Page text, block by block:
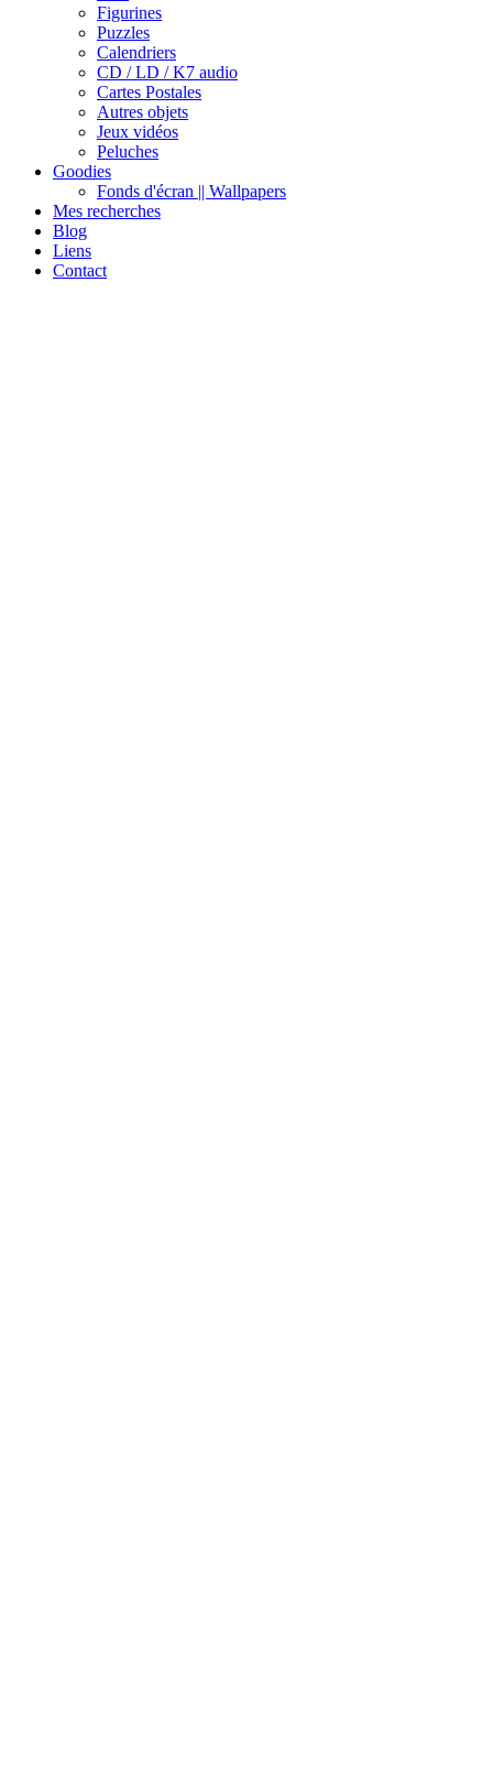
Figurines
Puzzles
Calendriers
CD / LD / K7 audio
Cartes Postales
Autres objets
Jeux vidéos
Peluches
Goodies
Fonds d'écran || Wallpapers
Mes recherches
Blog
Liens
Contact